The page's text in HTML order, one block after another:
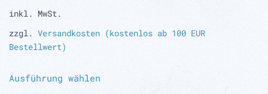
inkl. MwSt.
zzgl. Versandkosten (kostenlos ab 100 EUR
Bestellwert)
Ausführung wählen